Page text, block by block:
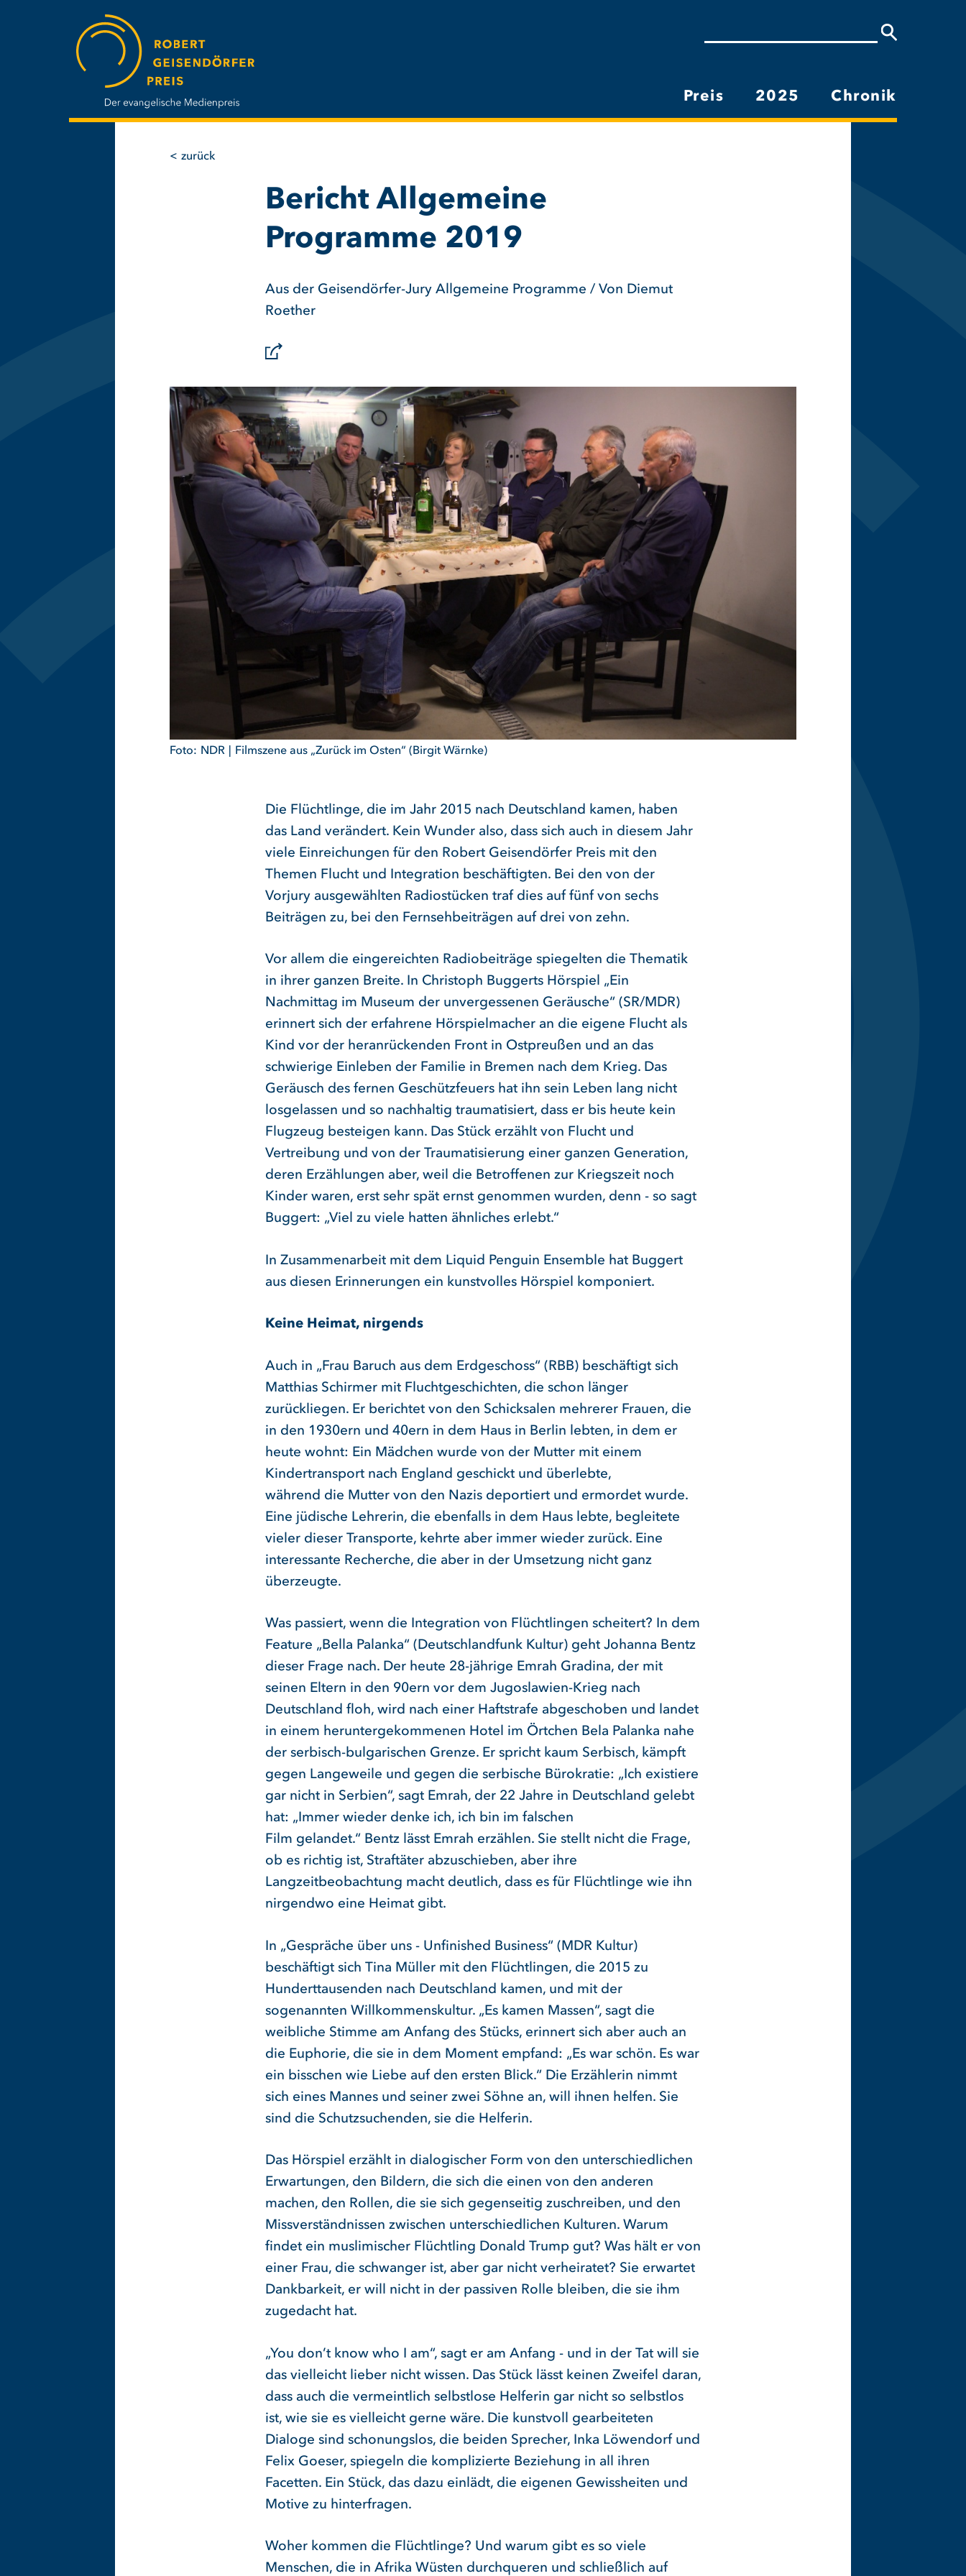
Hauptnavigation
Preis 2025 Chronik
zurück
Bericht Allgemeine
Programme 2019
Aus der Geisendörfer-Jury Allgemeine Programme / Von Diemut
Roether
NDR Filmszene aus „Zurück im Osten“ (Birgit Wärnke)
Die Flüchtlinge, die im Jahr 2015 nach Deutschland kamen, haben
das Land verändert. Kein Wunder also, dass sich auch in diesem Jahr
viele Einreichungen für den Robert Geisendörfer Preis mit den
Themen Flucht und Integration beschäftigten. Bei den von der
Vorjury ausgewählten Radiostücken traf dies auf fünf von sechs
Beiträgen zu, bei den Fernsehbeiträgen auf drei von zehn.
Vor allem die eingereichten Radiobeiträge spiegelten die Thematik
in ihrer ganzen Breite. In Christoph Buggerts Hörspiel „Ein
Nachmittag im Museum der unvergessenen Geräusche“ (SR/MDR)
erinnert sich der erfahrene Hörspielmacher an die eigene Flucht als
Kind vor der heranrückenden Front in Ostpreußen und an das
schwierige Einleben der Familie in Bremen nach dem Krieg. Das
Geräusch des fernen Geschützfeuers hat ihn sein Leben lang nicht
losgelassen und so nachhaltig traumatisiert, dass er bis heute kein
Flugzeug besteigen kann. Das Stück erzählt von Flucht und
Vertreibung und von der Traumatisierung einer ganzen Generation,
deren Erzählungen aber, weil die Betroffenen zur Kriegszeit noch
Kinder waren, erst sehr spät ernst genommen wurden, denn - so sagt
Buggert: „Viel zu viele hatten ähnliches erlebt.“
In Zusammenarbeit mit dem Liquid Penguin Ensemble hat Buggert
aus diesen Erinnerungen ein kunstvolles Hörspiel komponiert.
Keine Heimat, nirgends
Auch in „Frau Baruch aus dem Erdgeschoss“ (RBB) beschäftigt sich
Matthias Schirmer mit Fluchtgeschichten, die schon länger
zurückliegen. Er berichtet von den Schicksalen mehrerer Frauen, die
in den 1930ern und 40ern in dem Haus in Berlin lebten, in dem er
heute wohnt: Ein Mädchen wurde von der Mutter mit einem
Kindertransport nach England geschickt und überlebte,
während die Mutter von den Nazis deportiert und ermordet wurde.
Eine jüdische Lehrerin, die ebenfalls in dem Haus lebte, begleitete
vieler dieser Transporte, kehrte aber immer wieder zurück. Eine
interessante Recherche, die aber in der Umsetzung nicht ganz
überzeugte.
Was passiert, wenn die Integration von Flüchtlingen scheitert? In dem
Feature „Bella Palanka“ (Deutschlandfunk Kultur) geht Johanna Bentz
dieser Frage nach. Der heute 28-jährige Emrah Gradina, der mit
seinen Eltern in den 90ern vor dem Jugoslawien-Krieg nach
Deutschland floh, wird nach einer Haftstrafe abgeschoben und landet
in einem heruntergekommenen Hotel im Örtchen Bela Palanka nahe
der serbisch-bulgarischen Grenze. Er spricht kaum Serbisch, kämpft
gegen Langeweile und gegen die serbische Bürokratie: „Ich existiere
gar nicht in Serbien“, sagt Emrah, der 22 Jahre in Deutschland gelebt
hat: „Immer wieder denke ich, ich bin im falschen
Film gelandet.“ Bentz lässt Emrah erzählen. Sie stellt nicht die Frage,
ob es richtig ist, Straftäter abzuschieben, aber ihre
Langzeitbeobachtung macht deutlich, dass es für Flüchtlinge wie ihn
nirgendwo eine Heimat gibt.
In „Gespräche über uns - Unfinished Business“ (MDR Kultur)
beschäftigt sich Tina Müller mit den Flüchtlingen, die 2015 zu
Hunderttausenden nach Deutschland kamen, und mit der
sogenannten Willkommenskultur. „Es kamen Massen“, sagt die
weibliche Stimme am Anfang des Stücks, erinnert sich aber auch an
die Euphorie, die sie in dem Moment empfand: „Es war schön. Es war
ein bisschen wie Liebe auf den ersten Blick.“ Die Erzählerin nimmt
sich eines Mannes und seiner zwei Söhne an, will ihnen helfen. Sie
sind die Schutzsuchenden, sie die Helferin.
Das Hörspiel erzählt in dialogischer Form von den unterschiedlichen
Erwartungen, den Bildern, die sich die einen von den anderen
machen, den Rollen, die sie sich gegenseitig zuschreiben, und den
Missverständnissen zwischen unterschiedlichen Kulturen. Warum
findet ein muslimischer Flüchtling Donald Trump gut? Was hält er von
einer Frau, die schwanger ist, aber gar nicht verheiratet? Sie erwartet
Dankbarkeit, er will nicht in der passiven Rolle bleiben, die sie ihm
zugedacht hat.
„You don’t know who I am“, sagt er am Anfang - und in der Tat will sie
das vielleicht lieber nicht wissen. Das Stück lässt keinen Zweifel daran,
dass auch die vermeintlich selbstlose Helferin gar nicht so selbstlos
ist, wie sie es vielleicht gerne wäre. Die kunstvoll gearbeiteten
Dialoge sind schonungslos, die beiden Sprecher, Inka Löwendorf und
Felix Goeser, spiegeln die komplizierte Beziehung in all ihren
Facetten. Ein Stück, das dazu einlädt, die eigenen Gewissheiten und
Motive zu hinterfragen.
Woher kommen die Flüchtlinge? Und warum gibt es so viele
Menschen, die in Afrika Wüsten durchqueren und schließlich auf